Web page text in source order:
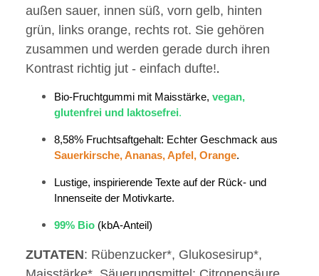
außen sauer, innen süß, vorn gelb, hinten
grün, links orange, rechts rot. Sie gehören
zusammen und werden gerade durch ihren
Kontrast richtig jut - einfach dufte!.
Bio-Fruchtgummi mit Maisstärke, vegan,
glutenfrei und laktosefrei.
8,58% Fruchtsaftgehalt: Echter Geschmack aus
Sauerkirsche, Ananas, Apfel, Orange.
Lustige, inspirierende Texte auf der Rück- und
Innenseite der Motivkarte.
99% Bio (kbA-Anteil)
ZUTATEN: Rübenzucker*, Glukosesirup*,